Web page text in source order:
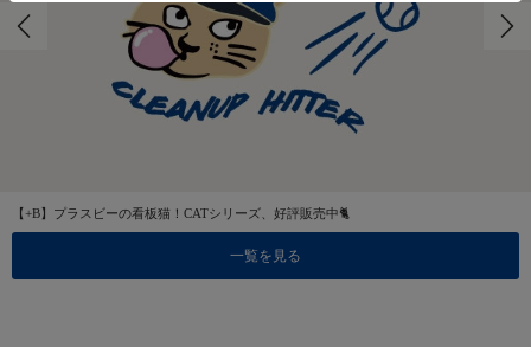
【+B】プラスビーの看板猫！CATシリーズ、好評販売中🐈
一覧を見る